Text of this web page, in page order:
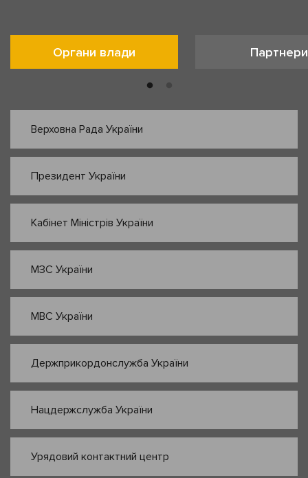
Органи влади Партнери
Верховна Рада України
Президент України
Кабінет Міністрів України
МЗС України
МВС України
Держприкордонслужба України
Нацдержслужба України
Урядовий контактний центр